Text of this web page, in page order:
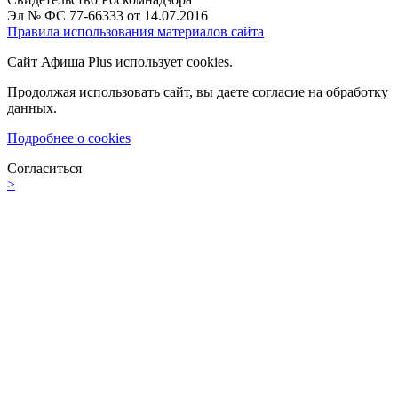
Эл № ФС 77-66333 от 14.07.2016
Правила использования материалов сайта
Сайт Афиша Plus использует cookies.
Продолжая использовать сайт, вы даете согласие на обработку
данных.
Подробнее о cookies
Согласиться
>